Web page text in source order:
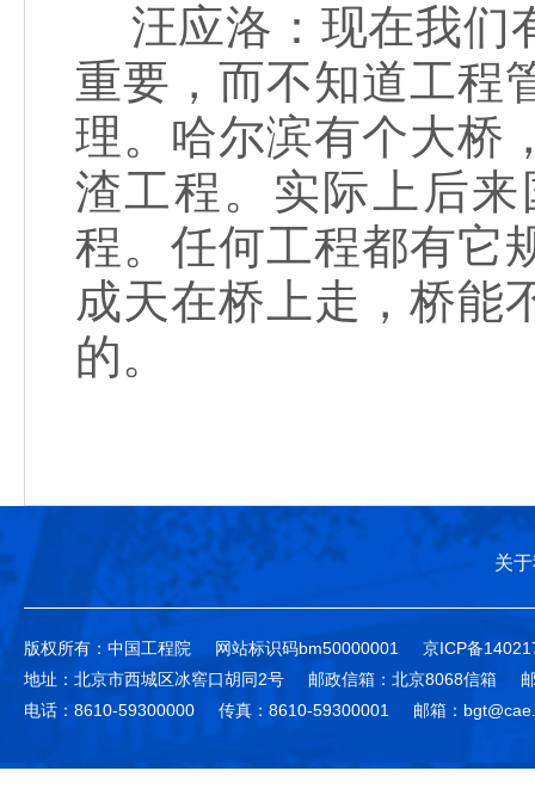
汪应洛：现在我们
重要，而不知道工程
理。哈尔滨有个大桥
渣工程。实际上后
程。任何工程都有它
成天在桥上走，桥能
的。
关
版权所有：中国工程院 网站标识码bm50000001
京ICP备
地址：北京市西城区冰窖口胡同2号
邮政信箱：北京8068信箱
电话：8610-59300000
传真：8610-59300001 邮箱：